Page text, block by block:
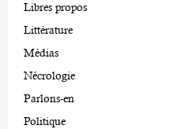
Libres propos
Littérature
Médias
Nécrologie
Parlons-en
Politique